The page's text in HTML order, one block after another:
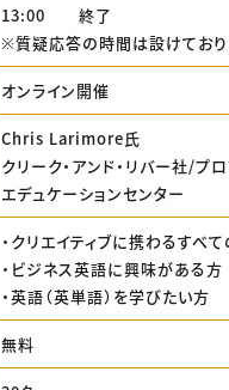
13:00 終了
※質疑応答の時間は設けており
オンライン開催
Chris Larimore氏
クリーク・アンド・リバー社/プ
エデュケーションセンター
・クリエイティブに携わるすべ
・ビジネス英語に興味がある方
・英語（英単語）を学びたい方
無料